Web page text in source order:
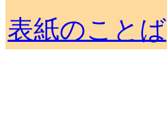
表紙のことば